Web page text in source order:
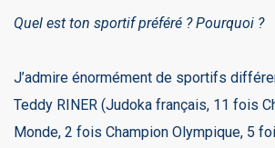
Quel est ton sportif préféré ? Pourquoi ?
J’admire énormément de sportifs
Teddy RINER (Judoka français, 11 fois
Monde, 2 fois Champion Olympique, 5